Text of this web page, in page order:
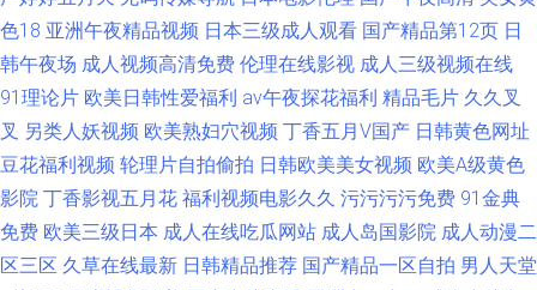
色18 亚洲午夜精品视频 日本三级成人观看 国产精品第12页 日
韩午夜场 成人视频高清免费 伦理在线影视 成人三级视频在线
91理论片 欧美日韩性爱福利 av午夜探花福利 精品毛片 久久叉
叉 另类人妖视频 欧美熟妇穴视频 丁香五月V国产 日韩黄色网址
豆花福利视频 轮理片自拍偷拍 日韩欧美美女视频 欧美A级黄色
影院 丁香影视五月花 福利视频电影久久 污污污污免费 91金典
免费 欧美三级日本 成人在线吃瓜网站 成人岛国影院 成人动漫二
区三区 久草在线最新 日韩精品推荐 国产精品一区自拍 男人天堂